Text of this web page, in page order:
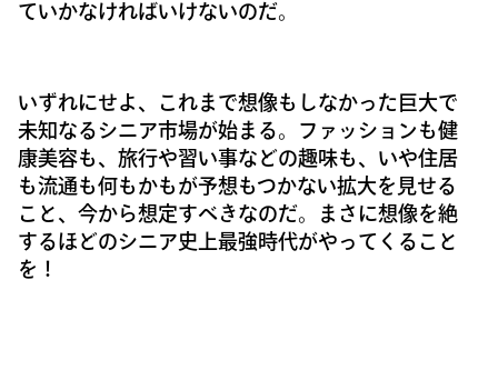
ていかなければいけないのだ。
いずれにせよ、これまで想像もしなかった巨大で
未知なるシニア市場が始まる。ファッションも健
康美容も、旅行や習い事などの趣味も、いや住居
も流通も何もかもが予想もつかない拡大を見せる
こと、今から想定すべきなのだ。まさに想像を絶
するほどのシニア史上最強時代がやってくること
を！